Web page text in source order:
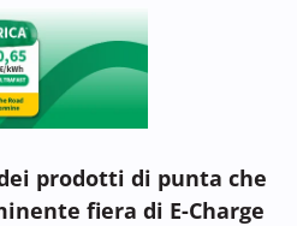
prodotti di punta che
fiera di E-Charge